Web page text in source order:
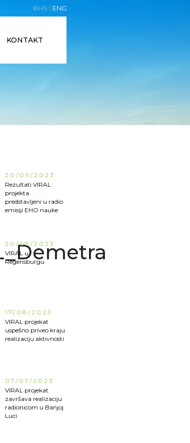
BHS ENG
KONTAKT
20/09/2023
Rezultati VIRAL
projekta
predstavljeni u radio
emisiji EHO nauke
20/09/2023
VIRAL u
Regensburgu
17/08/2023
VIRAL projekat
uspešno priveo kraju
realizaciju aktivnosti
07/07/2023
VIRAL projekat
završava realizaciju
radionicom u Banjoj
Luci